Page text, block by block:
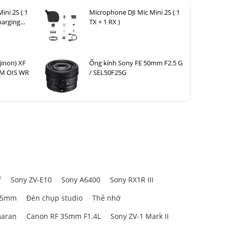
thể chụp
kính này
2S ( 1
Microphone DJI Mic Mini 2S ( 1
TX + 1 RX )
XF
OIS WR
Ống kính Sony FE 50mm F2.5 G
/ SEL50F25G
Sony ZV-E10 Sony A6400
Sony RX1R III
Đèn chụp studio
Thẻ nhớ
Canon RF 35mm F1.4L Sony ZV-1 Mark II